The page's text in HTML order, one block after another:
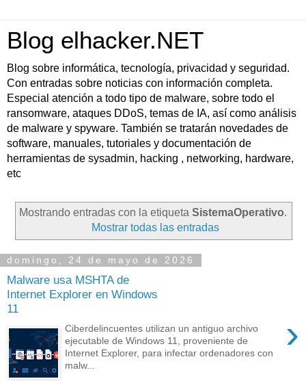
Blog elhacker.NET
Blog sobre informática, tecnología, privacidad y seguridad.
Con entradas sobre noticias con información completa.
Especial atención a todo tipo de malware, sobre todo el
ransomware, ataques DDoS, temas de IA, así como análisis
de malware y spyware. También se tratarán novedades de
software, manuales, tutoriales y documentación de
herramientas de sysadmin, hacking , networking, hardware,
etc
Mostrando entradas con la etiqueta SistemaOperativo.
Mostrar todas las entradas
domingo, 24 de mayo de 2026
Malware usa MSHTA de
Internet Explorer en Windows
11
›
Ciberdelincuentes utilizan un antiguo archivo
ejecutable de Windows 11, proveniente de
Internet Explorer, para infectar ordenadores con
malw...